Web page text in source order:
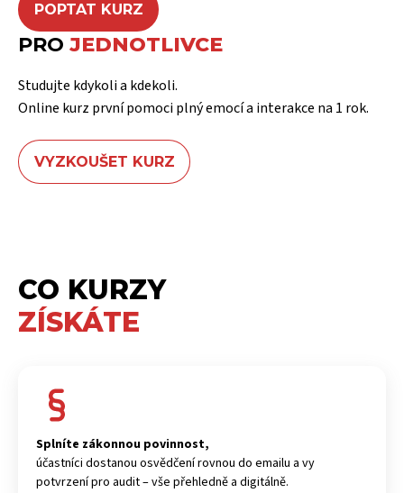
POPTAT KURZ
PRO JEDNOTLIVCE
Studujte kdykoli a kdekoli.
Online kurz první pomoci plný emocí a interakce na 1 rok.
VYZKOUŠET KURZ
CO KURZY
ZÍSKÁTE
Splníte zákonnou povinnost,
účastníci dostanou osvědčení rovnou do emailu a vy
potvrzení pro audit – vše přehledně a digitálně.